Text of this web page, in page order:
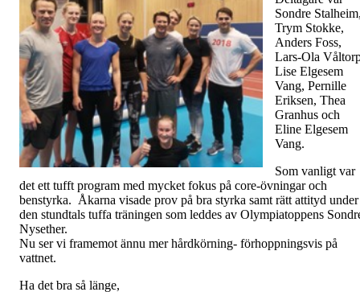
Sondre
Trym Stokke,
Anders Foss,
Lars-Ola
Lise Elgesem
Vang, Pernille
Eriksen, Thea
Granhus och
Eline Elgesem
Vang.
Som vanligt var
det ett tufft program med mycket fokus på core-övningar och
benstyrka. Åkarna visade prov på bra styrka samt rätt attityd under
den stundtals tuffa träningen som leddes av Olympiatoppens
Nysether.
Nu ser vi framemot ännu mer hårdkörning- förhoppningsvis på
vattnet.
Ha det bra så länge,